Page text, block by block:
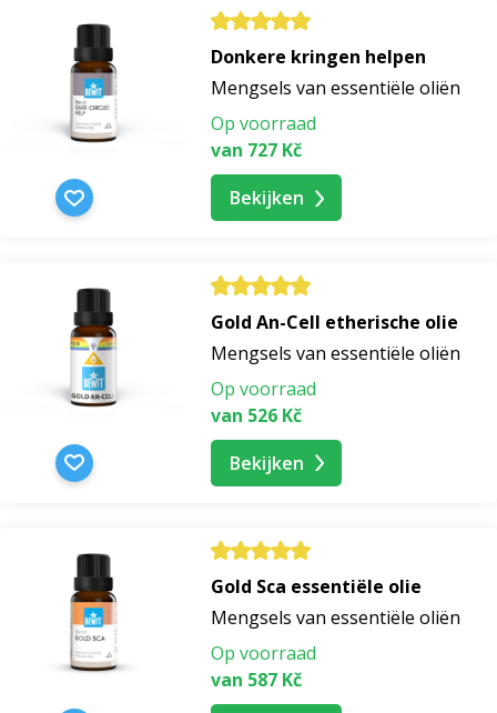
Donkere kringen helpen
Mengsels van essentiële oliën
Op voorraad
van 727 Kč
Bekijken
Gold An-Cell etherische olie
Mengsels van essentiële oliën
Op voorraad
van 526 Kč
Bekijken
Gold Sca essentiële olie
Mengsels van essentiële oliën
Op voorraad
van 587 Kč